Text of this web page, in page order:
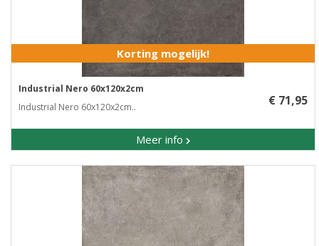
Korting mogelijk!
Industrial Nero 60x120x2cm
Industrial Nero 60x120x2cm..
Meer info
€ 71,95